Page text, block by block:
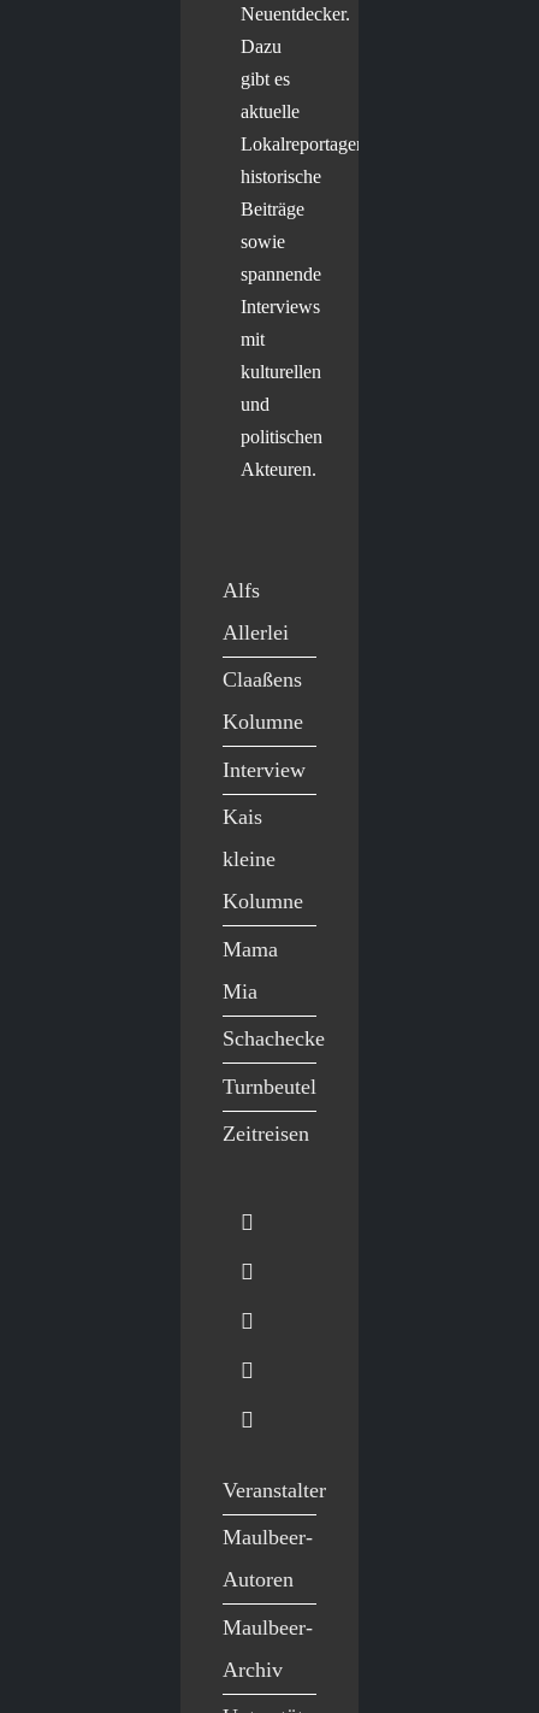
Neuentdecker.
Dazu
gibt es
aktuelle
Lokalreportagen,
historische
Beiträge
sowie
spannende
Interviews
mit
kulturellen
und
politischen
Akteuren.
Alfs
Allerlei
Claaßens
Kolumne
Interview
Kais
kleine
Kolumne
Mama
Mia
Schachecke
Turnbeutel
Zeitreisen
Veranstalter
Maulbeer-
Autoren
Maulbeer-
Archiv